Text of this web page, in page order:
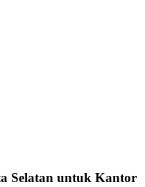
Selatan untuk Kantor